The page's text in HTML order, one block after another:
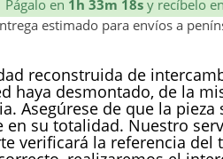
Págalo en 1h 33m 17s y recíbelo
estimado para envíos a
reconstruida de
haya desmontado, de la
Asegúrese de que la pieza
en su totalidad. Nuestro
verificará la referencia del